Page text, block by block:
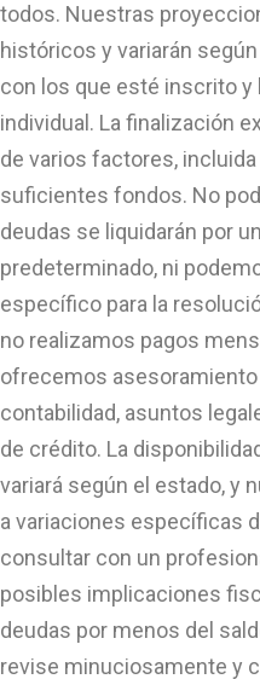
todos. Nuestras
históricos y variarán
con los que esté inscrito
individual. La finalización
de varios factores,
suficientes fondos. No
deudas se liquidarán por
predeterminado, ni
específico para la
no realizamos pagos
ofrecemos
contabilidad, asuntos
de crédito. La
variará según el estado, y
a variaciones específicas
consultar con un
posibles implicaciones
deudas por menos del
revise minuciosamente y